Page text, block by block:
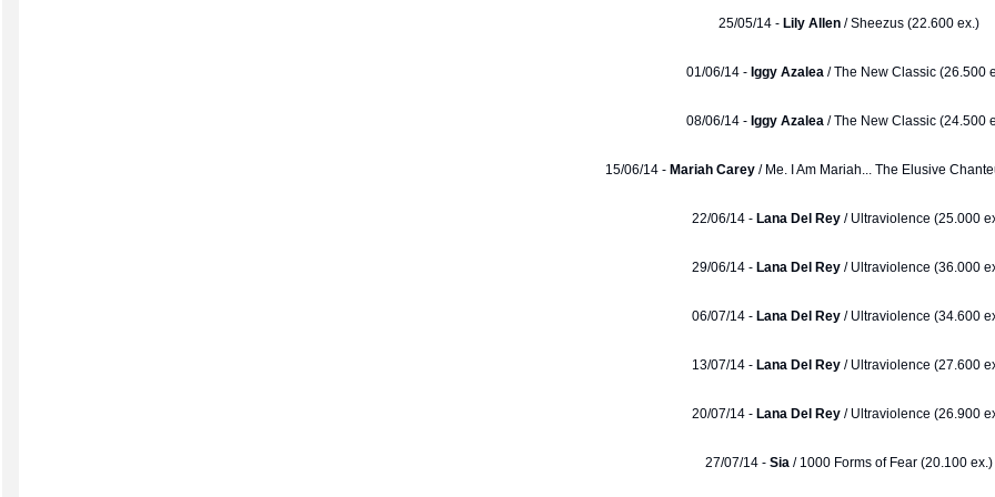
25/05/14 - Lily Allen/ Sheezus (22.600 ex.)
01/06/14 - Iggy Azalea / The New Classic (26.500
08/06/14 - Iggy Azalea / The New Classic (24.500
15/06/14 - Mariah Carey / Me. I Am Mariah... The Elusive
22/06/14 - Lana Del Rey/ Ultraviolence (25.000
29/06/14 - Lana Del Rey / Ultraviolence (36.000
06/07/14 - Lana Del Rey/ Ultraviolence (34.600
13/07/14 -Lana Del Rey / Ultraviolence (27.600
20/07/14 -Lana Del Rey/ Ultraviolence (26.900
27/07/14 - Sia / 1000 Forms of Fear (20.100 ex.)